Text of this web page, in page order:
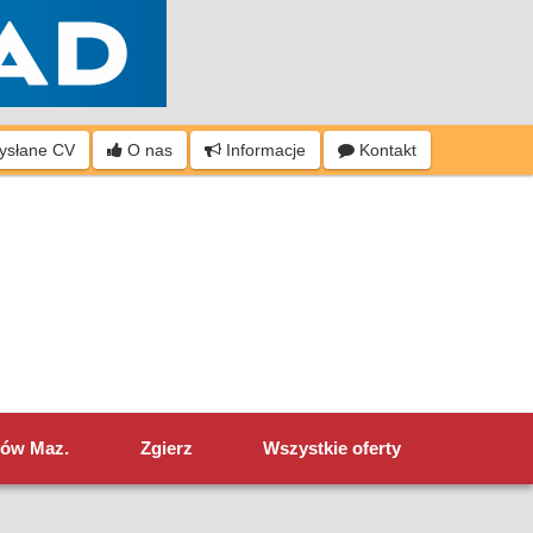
CV O nas Informacje Kontakt
Maz. Zgierz Wszystkie oferty